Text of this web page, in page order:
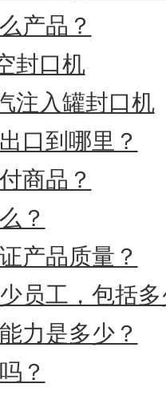
产品？
封口机
注入罐封口机
口到哪里？
商品？
？
产品质量？
员工，包括
力是多少？
？